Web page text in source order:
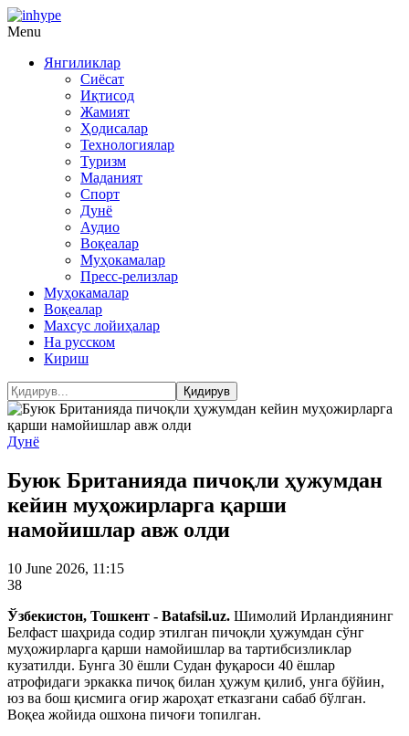
Menu
Янгиликлар
Сиёсат
Иқтисод
Жамият
Ҳодисалар
Технологиялар
Туризм
Маданият
Спорт
Дунё
Аудио
Воқеалар
Муҳокамалар
Пресс-релизлар
Муҳокамалар
Воқеалар
Махсус лойиҳалар
На русском
Кириш
Дунё
Буюк Британияда пичоқли ҳужумдан
кейин муҳожирларга қарши
намойишлар авж олди
10 June 2026, 11:15
38
Ўзбекистон, Тошкент - Batafsil.uz. Шимолий Ирландиянинг
Белфаст шаҳрида содир этилган пичоқли ҳужумдан сўнг
муҳожирларга қарши намойишлар ва тартибсизликлар
кузатилди. Бунга 30 ёшли Судан фуқароси 40 ёшлар
атрофидаги эркакка пичоқ билан ҳужум қилиб, унга бўйин,
юз ва бош қисмига оғир жароҳат етказгани сабаб бўлган.
Воқеа жойида ошхона пичоғи топилган.